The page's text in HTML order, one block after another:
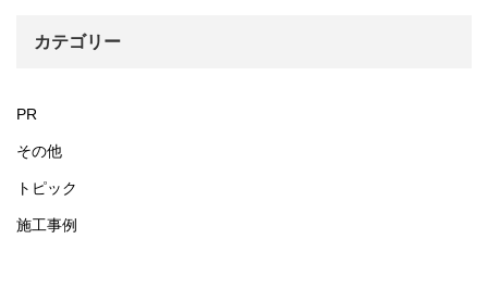
カテゴリー
PR
その他
トピック
施工事例